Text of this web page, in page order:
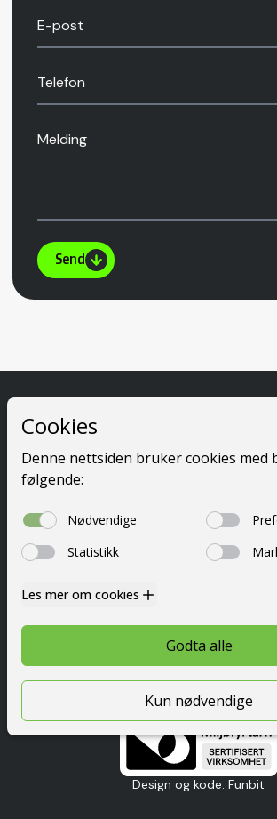
E-post
Telefon
Melding
Send
Priser
Nyttig info
© 2026 Festetrafikkskole AS
Personvern
Design og kode: Funbit